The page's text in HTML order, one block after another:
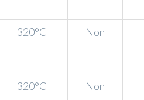
320°C Non
320°C Non